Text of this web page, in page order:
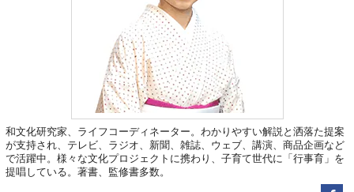
和文化研究家、ライフコーディネーター。わかりやすい解説と洒落た提案
が支持され、テレビ、ラジオ、新聞、雑誌、ウェブ、講演、商品企画など
で活躍中。様々な文化プロジェクトに携わり、子育て世代に「行事育」を
提唱している。著書、監修書多数。